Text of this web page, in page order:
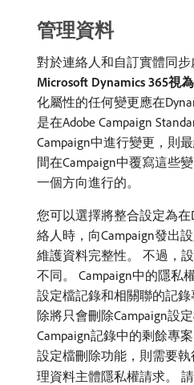
管理資料
對於連絡人和自訂實體同
Microsoft Dynamics 365視
化屬性的任何變更應在
是在Adobe Campaign
Campaign中進行變更，則
間在Campaign中覆寫這些
一個方向進行的。
您可以選擇將整合設定為在
絡人時，向Campaign發出
維護資料完整性。 不過，
不同。 Campaign中的隱私
設定檔記錄和相關聯的記
除將只會刪除Campaign設
Campaign記錄中的剩餘專
設定檔刪除功能，則需要
理資料主體隱私權請求。